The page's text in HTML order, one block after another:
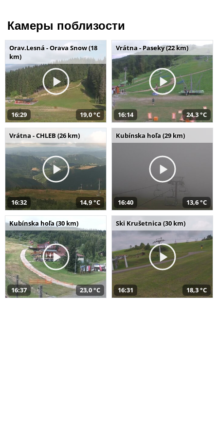
Камеры поблизости
Orav.Lesná - Orava Snow (18
km)
16:29 19,0 °C
Vrátna - Paseky (22 km)
16:14 24,3 °C
Vrátna - CHLEB (26 km)
16:32 14,9 °C
Kubínska hoľa (29 km)
16:40 13,6 °C
Kubínska hoľa (30 km)
16:37 23,0 °C
Ski Krušetnica (30 km)
16:31 18,3 °C